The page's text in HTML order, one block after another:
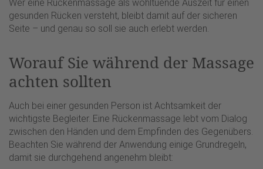
Wer eine Rückenmassage als wohltuende Auszeit für einen
gesunden Rücken versteht, bleibt damit auf der sicheren
Seite – und genau so soll sie auch erlebt werden.
Worauf Sie während der Massage
achten sollten
Auch bei einer gesunden Person ist Achtsamkeit der
wichtigste Begleiter. Eine Rückenmassage lebt vom Dialog
zwischen den Händen und dem Empfinden des Gegenübers.
Beachten Sie während der Anwendung einige Grundregeln,
damit sie durchgehend angenehm bleibt: